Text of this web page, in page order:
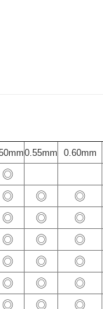
0.55mm 0.60mm
◎
◎ ◎ ◎
◎ ◎ ◎
◎ ◎ ◎
◎ ◎ ◎
◎ ◎ ◎
◎ ◎ ◎